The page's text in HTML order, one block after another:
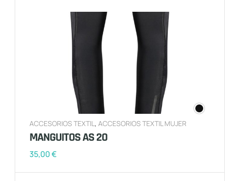
ACCESORIOS TEXTIL , ACCESORIOS TEXTIL MUJER
MANGUITOS AS 20
35,00€